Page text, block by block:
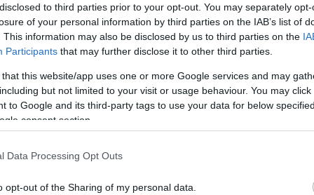
to third parties prior to your opt-out. You may separately
of your personal information by third parties on the IAB’s list of
This information may also be disclosed by us to third parties on the
Participants that may further disclose it to other third parties.
that this website/app uses one or more Google services and may
but not limited to your visit or usage behaviour. You may
to Google and its third-party tags to use your data for below
consent section.
Data Processing Opt Outs
opt-out of the Sharing of my personal data.
εφαρμογής. Τα περισσότερα κράτη – μέλη βρίσκονται
τους, τη δημιουργία υποχρεωτικών
και τη θέσπιση ανεξάρτητων μηχανισμών
μεταφορών αιτούντων άσυλο προς το
και για την υλοποίηση των υποχρεώσεων αλληλεγγύης
βήμα την απόφαση του Συμβουλίου για τη